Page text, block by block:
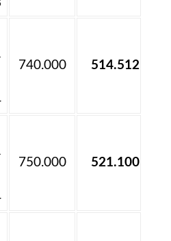
740.000 514.512
750.000 521.100